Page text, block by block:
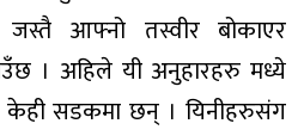
आफ्नो तस्वीर बोकाएर
। अहिले यी अनुहारहरु मध्ये
केही सडकमा छन् । यिनीहरुसंग